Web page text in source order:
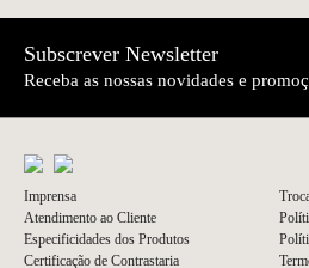
Subscrever Newsletter
Receba as nossas novidades e
Imprensa
Atendimento ao Cliente
Especificidades dos Produtos
Certificação de Contrastaria